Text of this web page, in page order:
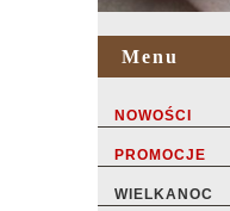
Menu
NOWOŚCI
PROMOCJE
WIELKANOC